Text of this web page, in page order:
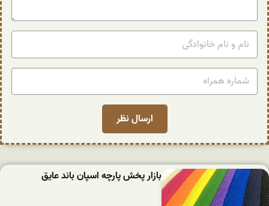
بازار پخش پارچه اسپان باند عایق